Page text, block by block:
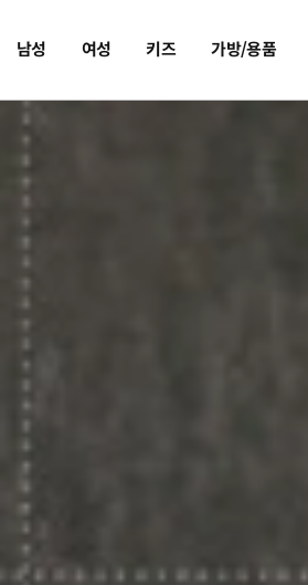
남성 여성 키즈 가방/용품